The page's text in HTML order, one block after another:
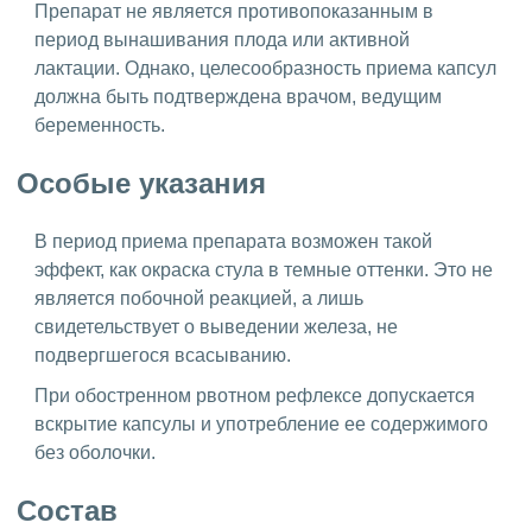
Препарат не является противопоказанным в
период вынашивания плода или активной
лактации. Однако, целесообразность приема капсул
должна быть подтверждена врачом, ведущим
беременность.
Особые указания
В период приема препарата возможен такой
эффект, как окраска стула в темные оттенки. Это не
является побочной реакцией, а лишь
свидетельствует о выведении железа, не
подвергшегося всасыванию.
При обостренном рвотном рефлексе допускается
вскрытие капсулы и употребление ее содержимого
без оболочки.
Состав